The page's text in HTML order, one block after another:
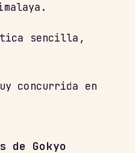
sencilla,
concurrida en
Gokyo